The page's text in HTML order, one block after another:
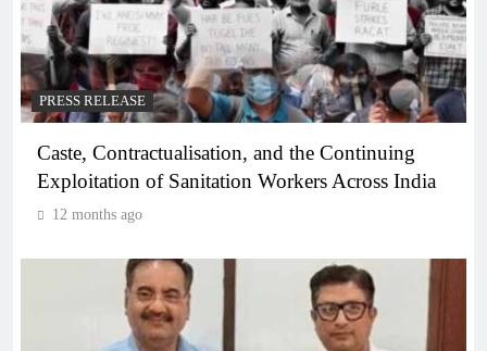
PRESS RELEASE
Caste, Contractualisation, and the Continuing
Exploitation of Sanitation Workers Across India
12 months ago